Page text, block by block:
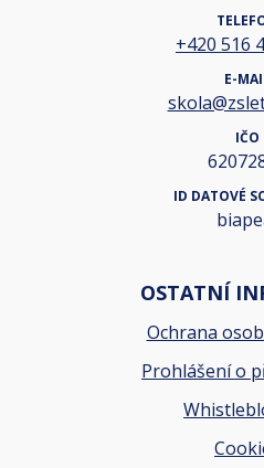
+420 516
E-
IČO
ID DATOVÉ
OSTATNÍ
Ochrana
Prohlášení o